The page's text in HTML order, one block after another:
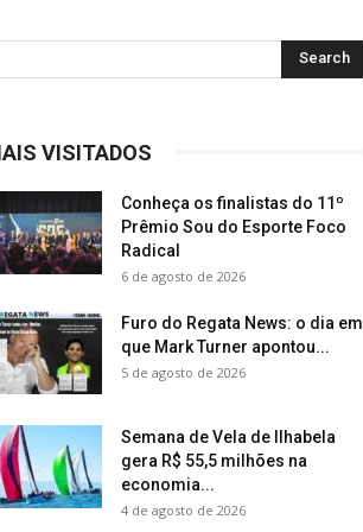
VISITADOS
Conheça os finalistas do 11º
Prêmio Sou do Esporte Foco
Radical
6 de agosto de 2026
Furo do Regata News: o dia em
que Mark Turner apontou...
5 de agosto de 2026
Semana de Vela de Ilhabela
gera R$ 55,5 milhões na
economia...
4 de agosto de 2026